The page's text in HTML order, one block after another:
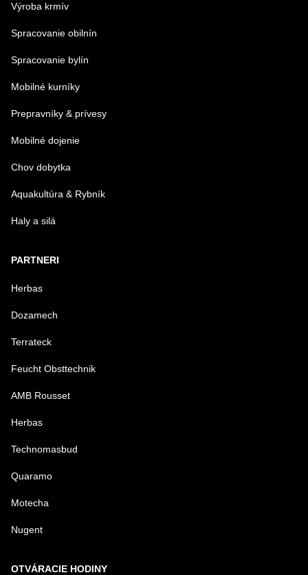
Výroba krmív
Spracovanie obilnín
Spracovanie bylín
Mobilné kurníky
Prepravníky & prívesy
Mobilné dojenie
Chov dobytka
Aquakultúra & Rybník
Haly a silá
PARTNERI
Herbas
Dozamech
Terrateck
Feucht Obsttechnik
AMB Rousset
Herbas
Technomasbud
Quaramo
Motecha
Nugent
OTVÁRACIE HODINY